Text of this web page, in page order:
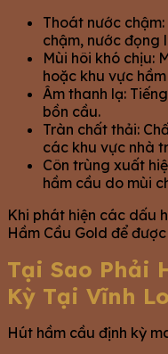
Thoát nước
chậm, nước đọng
Mùi hôi khó chịu:
hoặc khu vực
Âm thanh lạ:
bồn cầu.
Tràn chất thải:
các khu vực nhà
Côn trùng xuất
hầm cầu do mùi
Khi phát hiện các dấu
Hầm Cầu Gold để
Tại Sao Phải
Kỳ Tại Vĩnh
Hút hầm cầu định kỳ